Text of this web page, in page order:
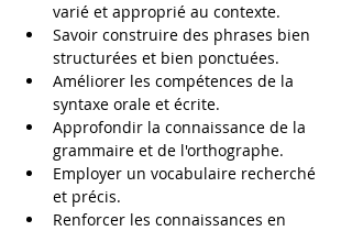
varié et approprié au contexte.
Savoir construire des phrases bien
structurées et bien ponctuées.
Améliorer les compétences de la
syntaxe orale et écrite.
Approfondir la connaissance de la
grammaire et de l'orthographe.
Employer un vocabulaire recherché
et précis.
Renforcer les connaissances en